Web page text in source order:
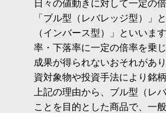
日々の値動きに対して一定の
「ブル型（レバレッジ型）」
（インバース型）」といいま
率・下落率に一定の倍率を乗
成果が得られないおそれがあ
資対象物や投資手法により銘
上記の理由から、ブル型（レ
ことを目的とした商品で、一